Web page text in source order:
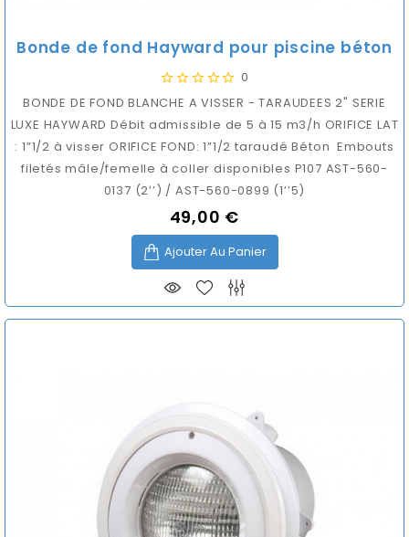
Bonde de fond Hayward pour piscine béton
0
BONDE DE FOND BLANCHE A VISSER - TARAUDEES 2" SERIE
LUXE HAYWARD Débit admissible de 5 à 15 m3/h ORIFICE LAT
: 1”1/2 à visser ORIFICE FOND: 1”1/2 taraudé Béton Embouts
filetés mâle/femelle à coller disponibles P107 AST-560-
0137 (2’’) / AST-560-0899 (1’’5)
Prix
49,00 €
Ajouter Au Panier